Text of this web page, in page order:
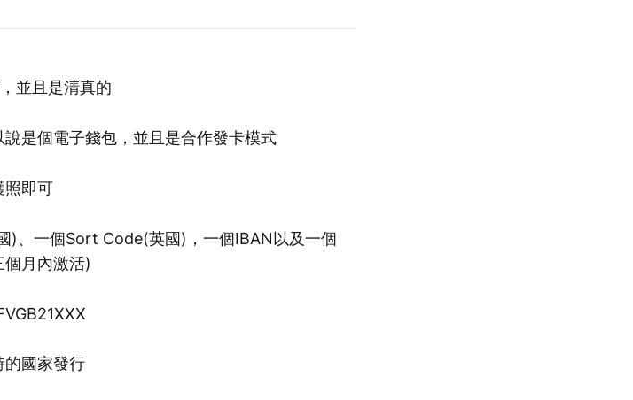
並且是清真的
是個電子錢包，並且是合作發卡模式
照即可
)、一個Sort Code(英國)，一個IBAN以及一個
月內激活)
的國家發行